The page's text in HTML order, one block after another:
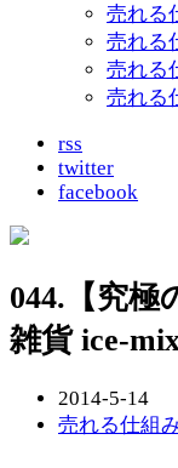
売れる
売れる
売れる
売れる
rss
twitter
facebook
044.【究
雑貨 ice-
2014-5-14
売れる仕組